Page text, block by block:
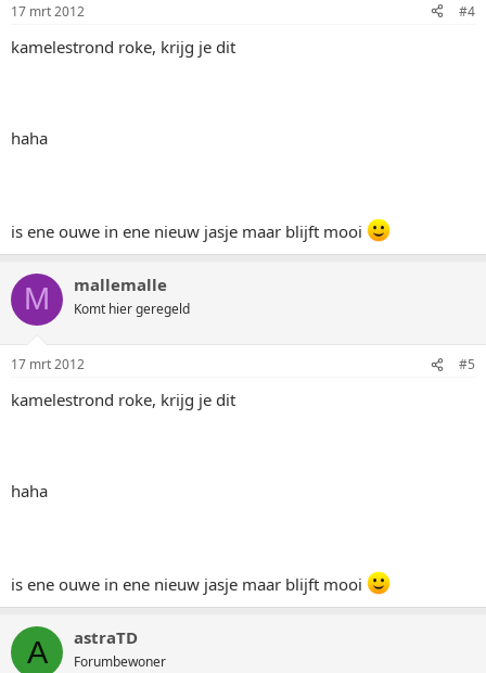
17 mrt 2012 #4
kamelestrond roke, krijg je dit
haha
is ene ouwe in ene nieuw jasje maar blijft mooi
M mallemalle
Komt hier geregeld
17 mrt 2012 #5
kamelestrond roke, krijg je dit
haha
is ene ouwe in ene nieuw jasje maar blijft mooi
A astraTD
Forumbewoner